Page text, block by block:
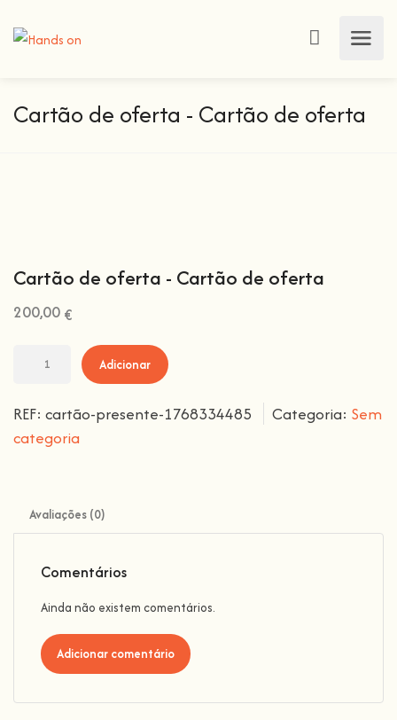
Cartão de oferta - Cartão de oferta
Cartão de oferta - Cartão de oferta
200,00 €
Adicionar
REF: cartão-presente-1768334485 Categoria: Sem
categoria
Avaliações (0)
Comentários
Ainda não existem comentários.
Adicionar comentário